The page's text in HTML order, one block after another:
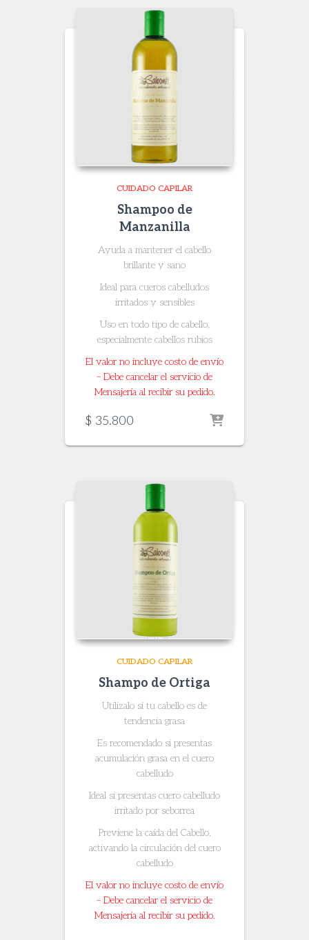
CUIDADO CAPILAR
Shampoo de
Manzanilla
Ayuda a mantener el cabello
brillante y sano
Ideal para cueros cabelludos
irritados y sensibles
Uso en todo tipo de cabello,
especialmente cabellos rubios
El valor no incluye costo de envío
– Debe cancelar el servicio de
Mensajería al recibir su pedido.
$ 35.800
CUIDADO CAPILAR
Shampo de Ortiga
Utilizalo si tu cabello es de
tendencia grasa
Es recomendado si presentas
acumulación grasa en el cuero
cabelludo
Ideal si presentas cuero cabelludo
irritado por seborrea
Previene la caída del Cabello,
activando la circulación del cuero
cabelludo
El valor no incluye costo de envío
– Debe cancelar el servicio de
Mensajería al recibir su pedido.